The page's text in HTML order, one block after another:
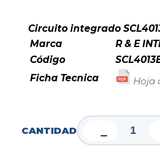
Circuito integrado
Marca
R & E
Código
Ficha Tecnica
Hoja
CANTIDAD −